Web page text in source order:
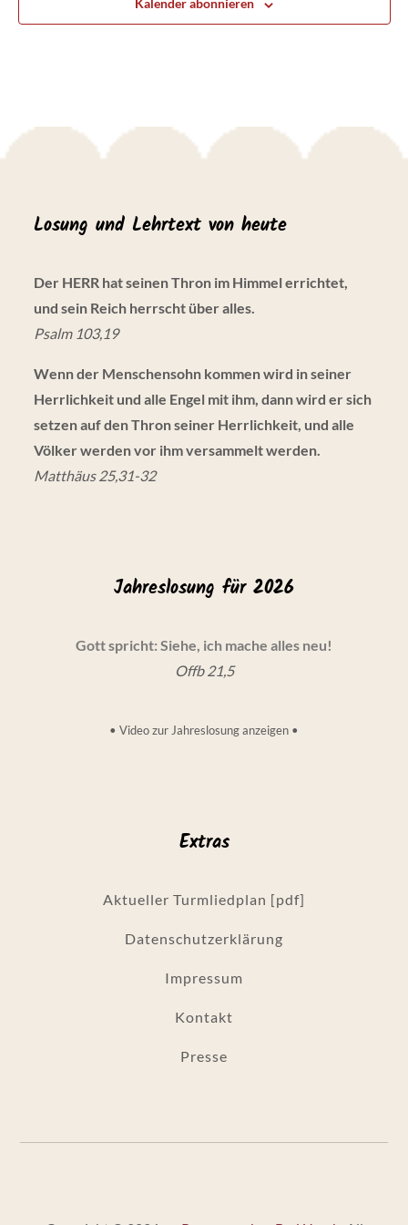
e
Kalender abonnieren
Losung und Lehrtext von heute
Der HERR hat seinen Thron im Himmel errichtet,
und sein Reich herrscht über alles.
Psalm 103,19
Wenn der Menschensohn kommen wird in seiner
Herrlichkeit und alle Engel mit ihm, dann wird er sich
setzen auf den Thron seiner Herrlichkeit, und alle
Völker werden vor ihm versammelt werden.
Matthäus 25,31-32
Jahreslosung für 2026
Gott spricht: Siehe, ich mache alles neu!
Offb 21,5
• Video zur Jahreslosung anzeigen •
Extras
Aktueller Turmliedplan [pdf]
Datenschutzerklärung
Impressum
Kontakt
Presse